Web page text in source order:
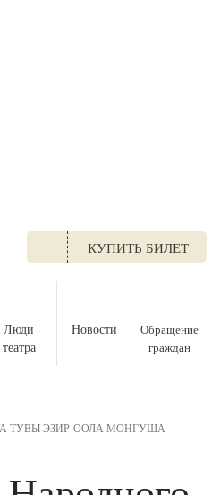
КУПИТЬ БИЛЕТ
Люди
театра
Новости
Обращение
граждан
ТУВЫ ЭЗИР-ООЛА МОНГУША